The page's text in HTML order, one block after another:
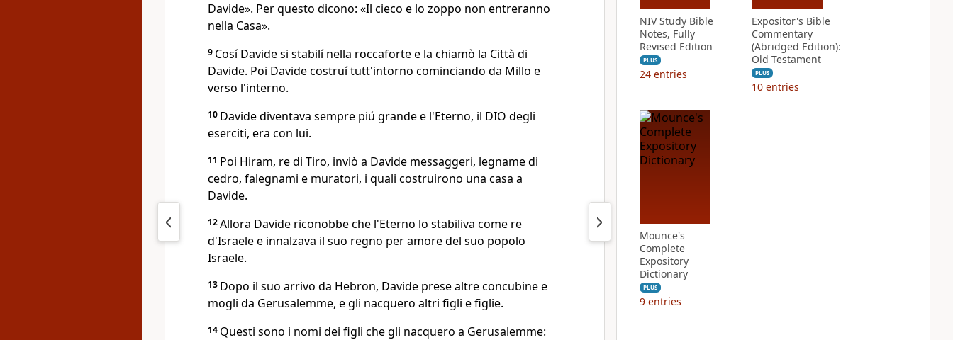
Davide». Per questo dicono: «Il cieco e lo zoppo non entreranno
nella Casa».
9 Cosí Davide si stabilí nella roccaforte e la chiamò la Città di
Davide. Poi Davide costruí tutt'intorno cominciando da Millo e
verso l'interno.
10 Davide diventava sempre piú grande e l'Eterno, il DIO degli
eserciti, era con lui.
11 Poi Hiram, re di Tiro, inviò a Davide messaggeri, legname di
cedro, falegnami e muratori, i quali costruirono una casa a
Davide.
12Allora Davide riconobbe che l'Eterno lo stabiliva come re
d'Israele e innalzava il suo regno per amore del suo popolo
Israele.
13 Dopo il suo arrivo da Hebron, Davide prese altre concubine e
mogli da Gerusalemme, e gli nacquero altri figli e figlie.
14 Questi sono i nomi dei figli che gli nacquero a Gerusalemme:
NIV Study Bible
Notes, Fully
Revised Edition
PLUS
24 entries
Expositor's Bible
Commentary
(Abridged Edition):
Old Testament
PLUS
10 entries
Mounce's
Complete
Expository
Dictionary
PLUS
9 entries